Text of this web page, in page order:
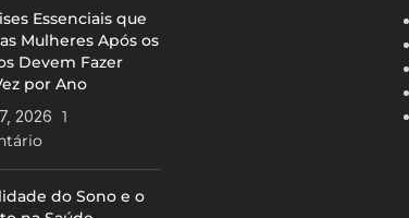
Essenciais que
Mulheres Após os
Devem Fazer
por Ano
2026 1
do Sono e o